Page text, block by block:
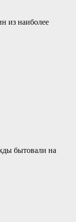
из наиболее
бытовали на